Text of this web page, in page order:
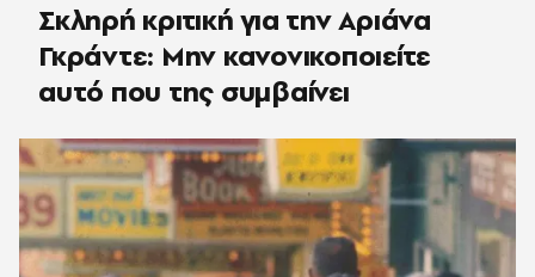
Σκληρή κριτική για την Αριάνα
Γκράντε: Μην κανονικοποιείτε
αυτό που της συμβαίνει